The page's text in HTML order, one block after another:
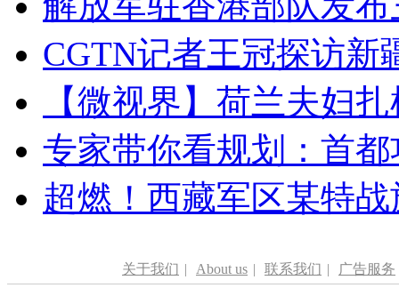
CGTN记者王冠探访新
【微视界】荷兰夫妇
专家带你看规划：首
超燃！西藏军区某特
关于我们 | About us | 联系我们 | 广告服务